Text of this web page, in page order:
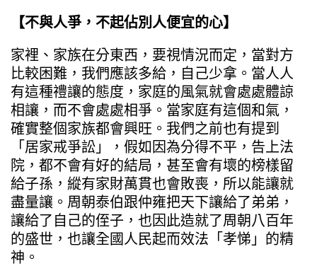
【不與人爭，不起佔別人便宜的心】
家裡、家族在分東西，要視情況而定，當對方
比較困難，我們應該多給，自己少拿。當人人
有這種禮讓的態度，家庭的風氣就會處處體諒
相讓，而不會處處相爭。當家庭有這個和氣，
確實整個家族都會興旺。我們之前也有提到
「居家戒爭訟」，假如因為分得不平，告上法
院，都不會有好的結局，甚至會有壞的榜樣留
給子孫，縱有家財萬貫也會敗喪，所以能讓就
盡量讓。周朝泰伯跟仲雍把天下讓給了弟弟，
讓給了自己的侄子，也因此造就了周朝八百年
的盛世，也讓全國人民起而效法「孝悌」的精
神。